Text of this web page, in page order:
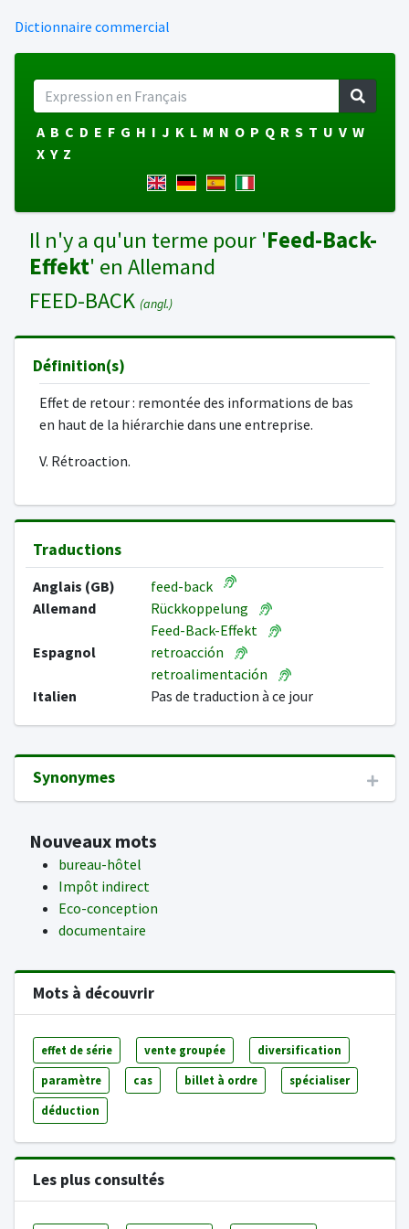
Dictionnaire commercial
A B C D E F G H I J K L M N O P Q R S T U V W
X Y Z
Il n'y a qu'un terme pour 'Feed-Back-
Effekt' en Allemand
FEED-BACK (angl.)
Définition(s)
Effet de retour : remontée des informations de bas
en haut de la hiérarchie dans une entreprise.
V. Rétroaction.
Traductions
Anglais (GB)
feed-back
Allemand
Rückkoppelung
Feed-Back-Effekt
Espagnol
retroacción
retroalimentación
Italien
Pas de traduction à ce jour
Synonymes
Nouveaux mots
bureau-hôtel
Impôt indirect
Eco-conception
documentaire
Mots à découvrir
effet de série vente groupée diversification
paramètre cas billet à ordre spécialiser
déduction
Les plus consultés